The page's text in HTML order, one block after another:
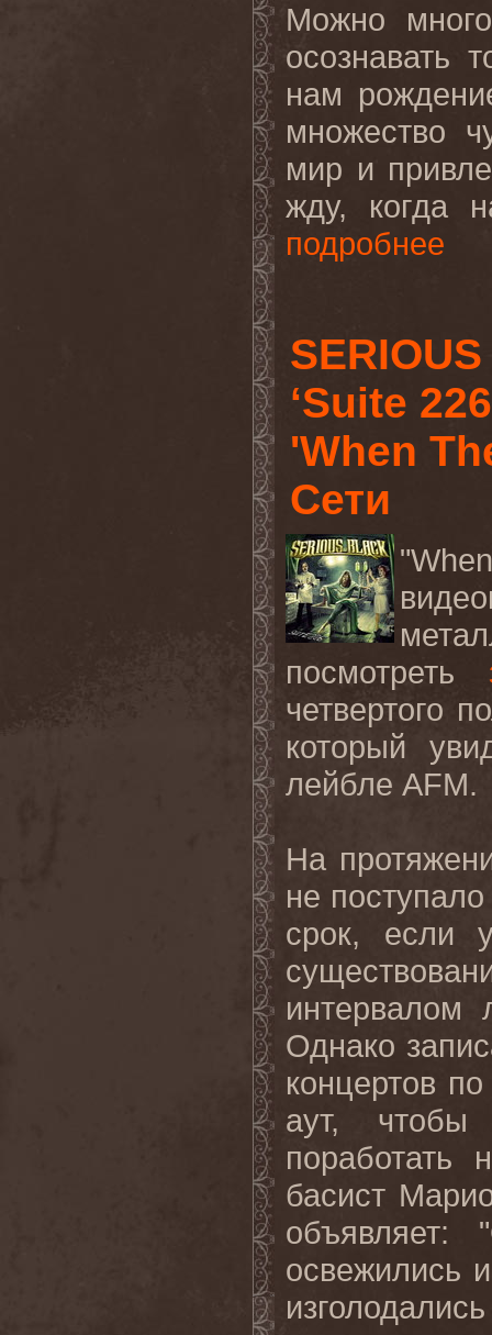
Можно
осознавать
нам
множество
мир и
жду, когда
подробнее
‘Suite
'When
Сети
посмотреть
четвертого
который
лейбле AFM.
На
не
срок, если
Однако
концертов
аут,
басист
объявляет:
освежились